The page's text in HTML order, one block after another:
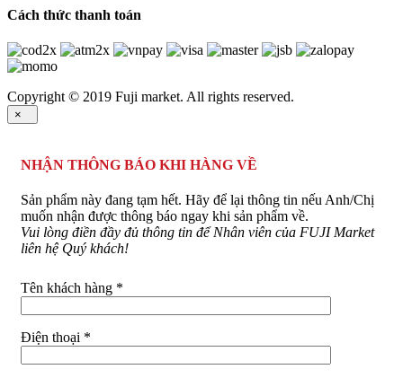
Cách thức thanh toán
Copyright © 2019 Fuji market. All rights reserved.
×
NHẬN THÔNG BÁO KHI HÀNG VỀ
Sản phẩm này đang tạm hết. Hãy để lại thông tin nếu Anh/Chị
muốn nhận được thông báo ngay khi sản phẩm về.
Vui lòng điền đầy đủ thông tin để Nhân viên của FUJI Market
liên hệ Quý khách!
Tên khách hàng *
Điện thoại *